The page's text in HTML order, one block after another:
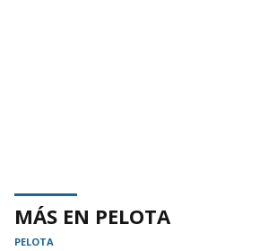
MÁS EN PELOTA
PELOTA